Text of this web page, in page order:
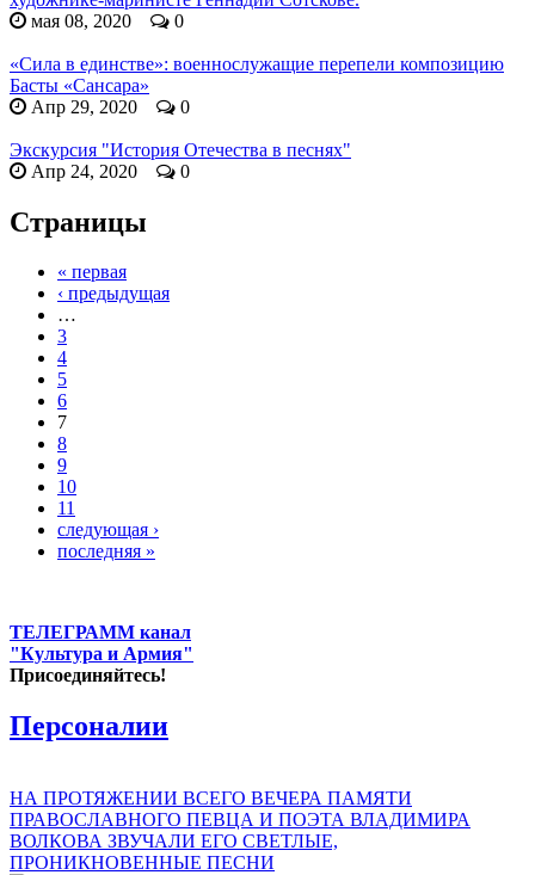
мая 08, 2020
0
«Сила в единстве»: военнослужащие перепели композицию
Басты «Сансара»
Апр 29, 2020
0
Экскурсия "История Отечества в песнях"
Апр 24, 2020
0
Страницы
« первая
‹ предыдущая
…
3
4
5
6
7
8
9
10
11
следующая ›
последняя »
ТЕЛЕГРАММ канал
"Культура и Армия"
Присоединяйтесь!
Персоналии
НА ПРОТЯЖЕНИИ ВСЕГО ВЕЧЕРА ПАМЯТИ
ПРАВОСЛАВНОГО ПЕВЦА И ПОЭТА ВЛАДИМИРА
ВОЛКОВА ЗВУЧАЛИ ЕГО СВЕТЛЫЕ,
ПРОНИКНОВЕННЫЕ ПЕСНИ